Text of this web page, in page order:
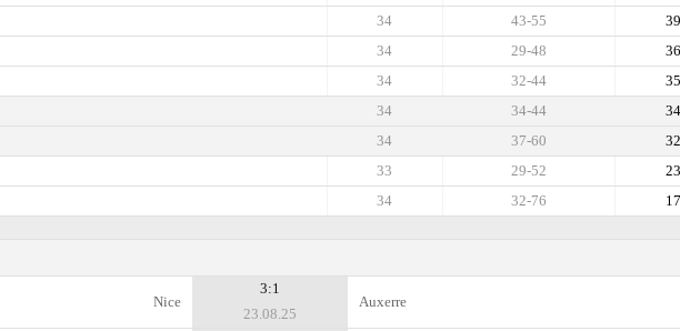
39
43-55
34
36
29-48
34
35
32-44
34
34
34-44
34
32
37-60
34
23
29-52
33
17
32-76
34
Nice
3:1
23.08.25
Auxerre